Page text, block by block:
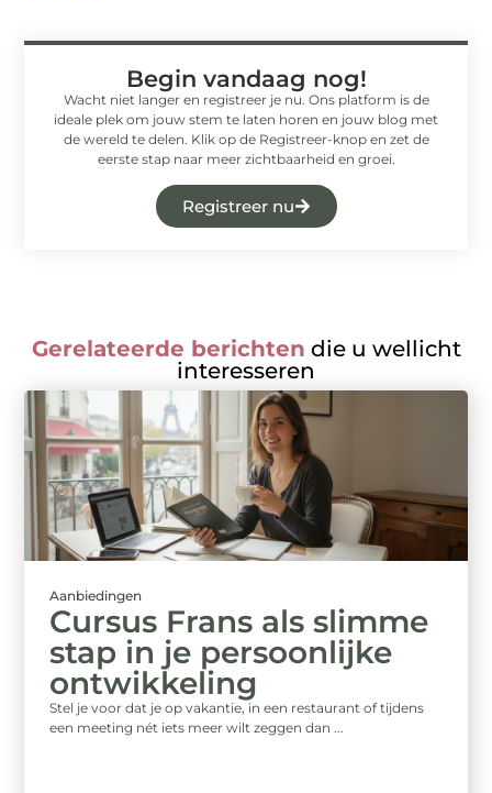
Begin vandaag nog!
Wacht niet langer en registreer je nu. Ons platform is de
ideale plek om jouw stem te laten horen en jouw blog met
de wereld te delen. Klik op de Registreer-knop en zet de
eerste stap naar meer zichtbaarheid en groei.
Registreer nu
Gerelateerde berichten die u wellicht
interesseren
Aanbiedingen
Cursus Frans als slimme
stap in je persoonlijke
ontwikkeling
Stel je voor dat je op vakantie, in een restaurant of tijdens
een meeting nét iets meer wilt zeggen dan ...